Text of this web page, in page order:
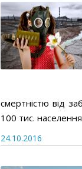
смертністю від
100 тис.
24.10.2016